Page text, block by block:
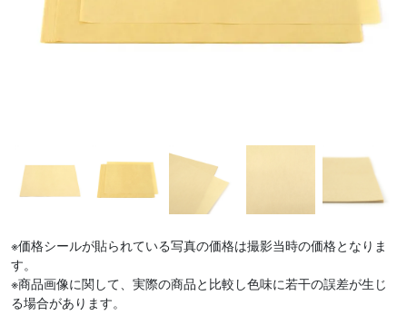
※価格シールが貼られている写真の価格は撮影当時の価格となりま
す。
※商品画像に関して、実際の商品と比較し色味に若干の誤差が生じ
る場合があります。